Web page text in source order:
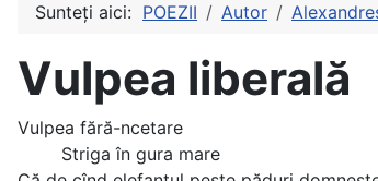
Sunteți aici: POEZII Autor
Vulpea liberală
Vulpea fără-ncetare
Striga în gura mare